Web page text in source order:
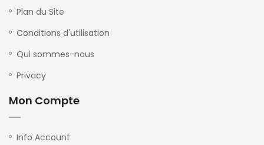
Plan du Site
Conditions d'utilisation
Qui sommes-nous
Privacy
Mon Compte
Info Account